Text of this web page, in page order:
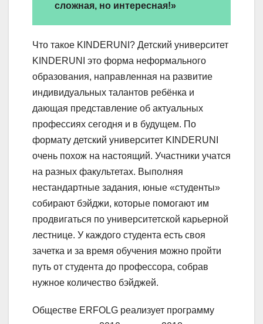
сложная, но интересная!»
Что такое KINDERUNI? Детский университет
KINDERUNI это форма неформального
образования, направленная на развитие
индивидуальных талантов ребёнка и
дающая представление об актуальных
профессиях сегодня и в будущем. По
формату детский университет KINDERUNI
очень похож на настоящий. Участники учатся
на разных факультетах. Выполняя
нестандартные задания, юные «студенты»
собирают бэйджи, которые помогают им
продвигаться по университетской карьерной
лестнице. У каждого студента есть своя
зачетка и за время обучения можно пройти
путь от студента до профессора, собрав
нужное количество бэйджей.
Обществе ERFOLG реализует программу